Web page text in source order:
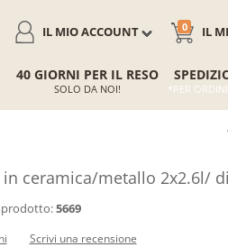
IL
0
IL MIO ACCOUNT
40 GIORNI PER IL RESO
SOLO DA NOI! *PER
in ceramica/metallo 2x2.6l/
prodotto:5669
Scrivi una recensione